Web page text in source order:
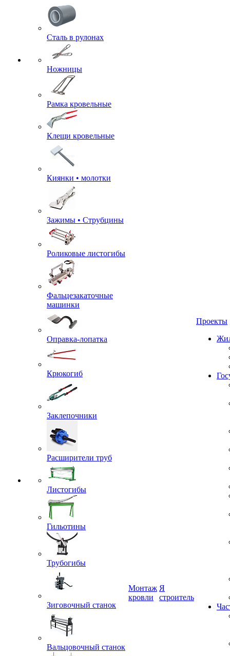
Сталь в рулонах
Ножницы
Рамка кровельные
Клещи кровельные
Киянки • молотки
Зажимы • Струбцины
Роликовые листогибы
Фальцезакаточные
машинки
Оправка-лопатка
Крюкогиб
Заклепочники
Расширители труб
Листогибы
Гильотины
Трубогибы
Зиговочный станок
Вальцовочный станок
Монтаж
кровли
Я
строитель
Проекты